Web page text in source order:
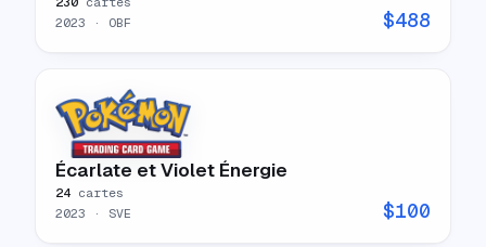
2023 · OBF $488
Écarlate et Violet Énergie
24 cartes
2023 · SVE $100